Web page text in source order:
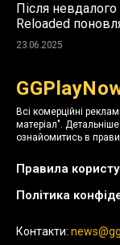
Після невдалого
Reloaded
23.06.2025
Всі комерційні
матеріал".
ознайомитись в
Правила
Політика
Контакти: